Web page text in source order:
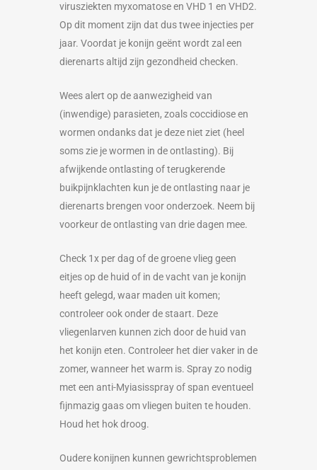
virusziekten myxomatose en VHD 1 en VHD2.
Op dit moment zijn dat dus twee injecties per
jaar. Voordat je konijn geënt wordt zal een
dierenarts altijd zijn gezondheid checken.
Wees alert op de aanwezigheid van
(inwendige) parasieten, zoals coccidiose en
wormen ondanks dat je deze niet ziet (heel
soms zie je wormen in de ontlasting). Bij
afwijkende ontlasting of terugkerende
buikpijnklachten kun je de ontlasting naar je
dierenarts brengen voor onderzoek. Neem bij
voorkeur de ontlasting van drie dagen mee.
Check 1x per dag of de groene vlieg geen
eitjes op de huid of in de vacht van je konijn
heeft gelegd, waar maden uit komen;
controleer ook onder de staart. Deze
vliegenlarven kunnen zich door de huid van
het konijn eten. Controleer het dier vaker in de
zomer, wanneer het warm is. Spray zo nodig
met een anti-Myiasisspray of span eventueel
fijnmazig gaas om vliegen buiten te houden.
Houd het hok droog.
Oudere konijnen kunnen gewrichtsproblemen